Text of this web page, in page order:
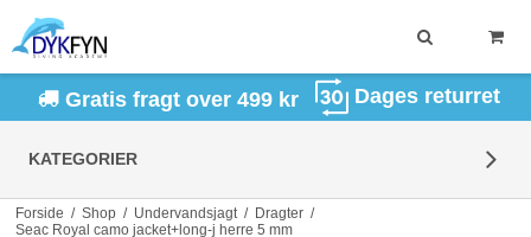
Gratis fragt over 499 kr Dages returret
KATEGORIER
Forside / Shop / Undervandsjagt / Dragter /
Seac Royal camo jacket+long-j herre 5 mm